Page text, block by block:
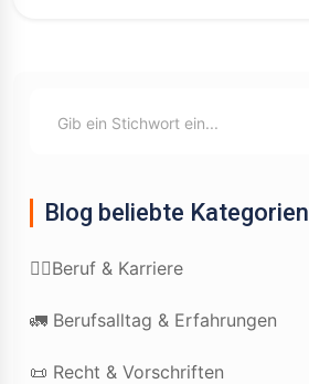
Blog beliebte Kategorien
👷‍♂️Beruf & Karriere
🚛 Berufsalltag & Erfahrungen
📜 Recht & Vorschriften